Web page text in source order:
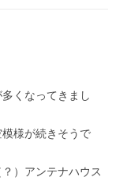
くなってきまし
様が続きそうで
）アンテナハウス